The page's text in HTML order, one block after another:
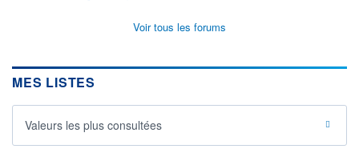
Voir tous les forums
MES LISTES
Valeurs les plus consultées